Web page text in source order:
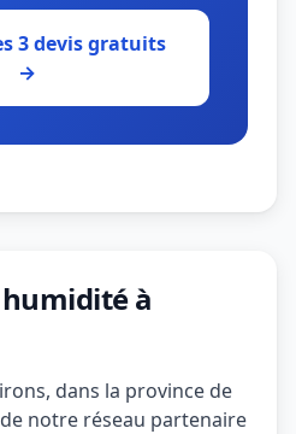
3 devis gratuits
→
à
dans la province de
notre réseau partenaire